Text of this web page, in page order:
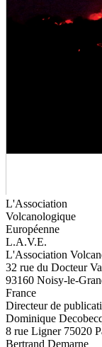
L'Association
Volcanologique
Européenne
L.A.V.E.
L'Association
32 rue du Docteur
93160 Noisy-le-
France
Directeur de
Dominique
8 rue Ligner 75020
Bertrand Demarne